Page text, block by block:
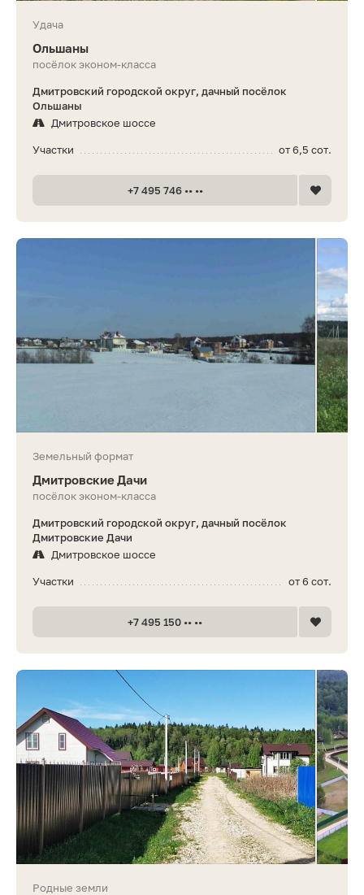
Удача
Ольшаны
посёлок эконом-класса
Дмитровский городской округ, дачный посёлок
Ольшаны
Дмитровское шоссе
от 6,5 сот.
Участки
+7 495 746 •• ••
Земельный формат
Дмитровские Дачи
посёлок эконом-класса
Дмитровский городской округ, дачный посёлок
Дмитровские Дачи
Дмитровское шоссе
от 6 сот.
Участки
+7 495 150 •• ••
Родные земли